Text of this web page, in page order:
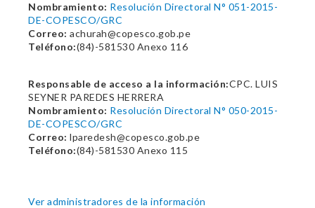
Nombramiento: Resolución Directoral N° 051-2015-
DE-COPESCO/GRC
Correo: achurah@copesco.gob.pe
Teléfono:(84)-581530 Anexo 116
Responsable de acceso a la información:CPC. LUIS
SEYNER PAREDES HERRERA
Nombramiento: Resolución Directoral N° 050-2015-
DE-COPESCO/GRC
Correo: lparedesh@copesco.gob.pe
Teléfono:(84)-581530 Anexo 115
Ver administradores de la información